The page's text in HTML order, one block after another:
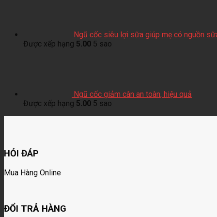
Ngũ cốc siêu lợi sữa giúp mẹ có nguồn
Được xếp hạng 5.00 5 sao
Ngũ cốc giảm cân an toàn, hiệu quả
Được xếp hạng 5.00 5 sao
HỎI ĐÁP
Mua Hàng Online
ĐỔI TRẢ HÀNG